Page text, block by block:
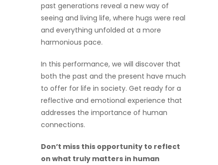
past generations reveal a new way of
seeing and living life, where hugs were real
and everything unfolded at a more
harmonious pace.
In this performance, we will discover that
both the past and the present have much
to offer for life in society. Get ready for a
reflective and emotional experience that
addresses the importance of human
connections.
Don’t miss this opportunity to reflect
on what truly matters in human